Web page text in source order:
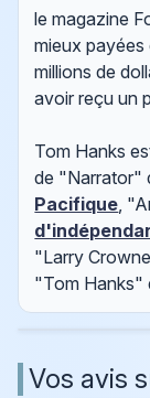
le magazine
mieux
millions de
avoir reçu un
Tom Hanks
de "Narrator"
Pacifique,
"Larry
"Tom Hanks"
Vos avis